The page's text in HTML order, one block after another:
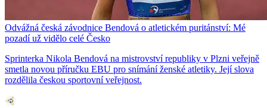
Odvážná česká závodnice Bendová o atletickém puritánství: Mé
pozadí už vidělo celé Česko
Sprinterka Nikola Bendová na mistrovství republiky v Plzni veřejně
smetla novou příručku EBU pro snímání ženské atletiky. Její slova
rozdělila českou sportovní veřejnost.